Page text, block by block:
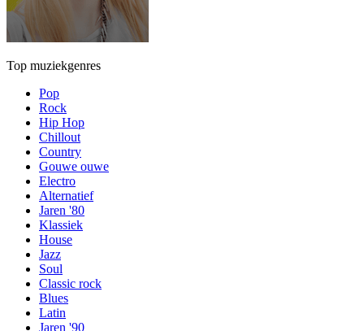
Top muziekgenres
Pop
Rock
Hip Hop
Chillout
Country
Gouwe ouwe
Electro
Alternatief
Jaren '80
Klassiek
House
Jazz
Soul
Classic rock
Blues
Latin
Jaren '90